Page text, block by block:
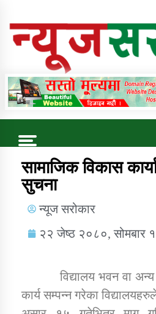
Online News Portal
Trending Now
कुषि बिकास
सामाजिक विकास
सुचना
न्यूज सरोकार
२२ जेष्ठ २०८०, सोमबार
विद्यालय भवन वा अन्य
कार्य सम्पन्न गरेका